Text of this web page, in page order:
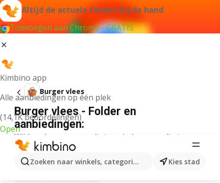
Altijd de actuele folders bij de hand
Toevoegen aan Chrome - GRATIS
Kimbino app
Alle aanbiedingen op één plek
(14,1K beoordelingen)
Open
Zoeken naar winkels, categorieën, producten...
Kies stad
Burger vlees
Burger vlees - Folder en
aanbiedingen:
Wij konden geen resultaten vinden voor die term.
Burger vlees in actie – Waar te koop?
Plus Burger vlees